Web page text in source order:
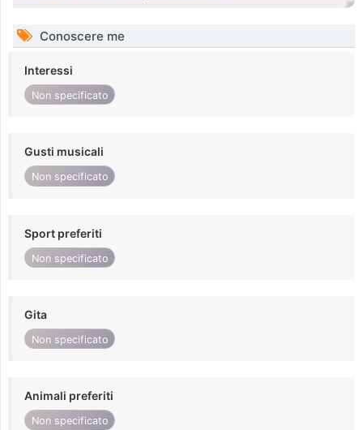
Conoscere me
Interessi
Non specificato
Gusti musicali
Non specificato
Sport preferiti
Non specificato
Gita
Non specificato
Animali preferiti
Non specificato